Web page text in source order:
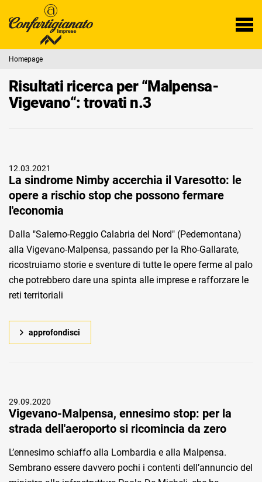
Homepage
Risultati ricerca per “Malpensa-
Vigevano“: trovati n.3
12.03.2021
La sindrome Nimby accerchia il Varesotto: le
opere a rischio stop che possono fermare
l'economia
Dalla "Salerno-Reggio Calabria del Nord" (Pedemontana)
alla Vigevano-Malpensa, passando per la Rho-Gallarate,
ricostruiamo storie e sventure di tutte le opere ferme al palo
che potrebbero dare una spinta alle imprese e rafforzare le
reti territoriali
approfondisci
29.09.2020
Vigevano-Malpensa, ennesimo stop: per la
strada dell'aeroporto si ricomincia da zero
L’ennesimo schiaffo alla Lombardia e alla Malpensa.
Sembrano essere davvero pochi i contenti dell’annuncio del